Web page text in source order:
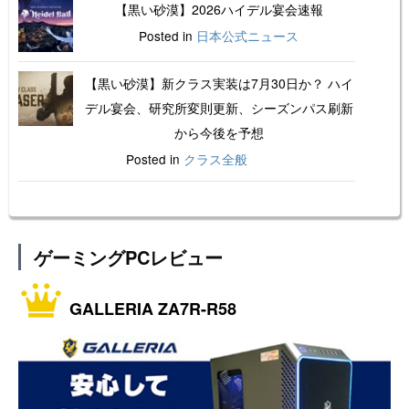
【黒い砂漠】2026ハイデル宴会速報
Posted in 日本公式ニュース
【黒い砂漠】新クラス実装は7月30日か？ ハイ
デル宴会、研究所変則更新、シーズンパス刷新
から今後を予想
Posted in クラス全般
ゲーミングPCレビュー
GALLERIA ZA7R-R58